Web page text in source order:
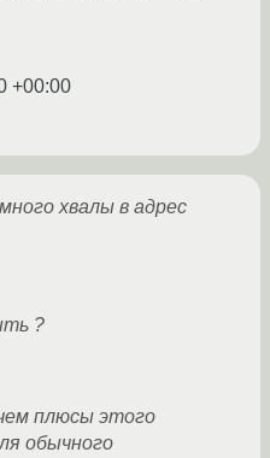
+00:00
хвалы в адрес
?
плюсы этого
обычного